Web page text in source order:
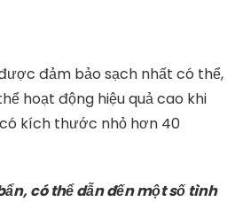
đảm bảo sạch nhất có thể,
hoạt động hiệu quả cao khi
kích thước nhỏ hơn 40
có thể dẫn đến một số tình